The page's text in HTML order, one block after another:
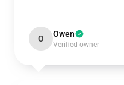
O Owen
Verified owner